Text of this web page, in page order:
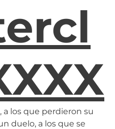
a los que perdieron su
duelo, a los que se